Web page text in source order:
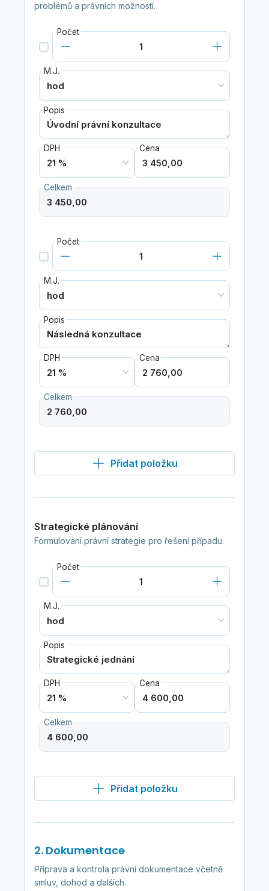
problémů a právních možností.
Počet
M.J.
Popis
DPH Cena
Celkem
Počet
M.J.
Popis
DPH Cena
Celkem
Přidat položku
Strategické plánování
Formulování právní strategie pro řešení případu.
Počet
M.J.
Popis
DPH Cena
Celkem
Přidat položku
2. Dokumentace
Příprava a kontrola právní dokumentace včetně
smluv, dohod a dalších.